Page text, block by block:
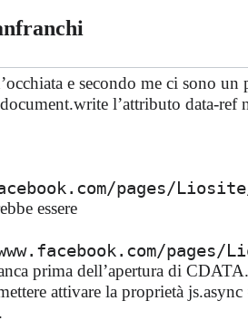
e secondo me ci sono un
l’attributo data-ref
pages/Liosite/
essere
pages/
prima dell’apertura di
attivare la proprietà